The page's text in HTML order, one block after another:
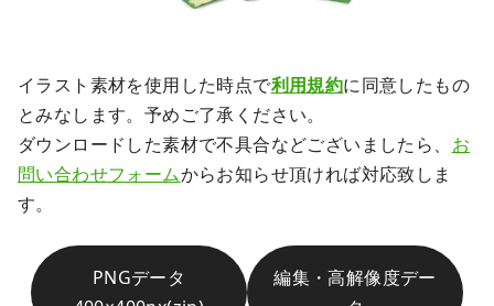
イラスト素材を使用した時点で利用規約に同意したもの
とみなします。予めご了承ください。
ダウンロードした素材で不具合などございましたら、 お
問い合わせフォームからお知らせ頂ければ対応致しま
す。
PNGデータ
編集・高解像度デー